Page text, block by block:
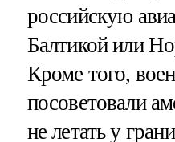
российскую
Балтикой или
Кроме того,
посоветовали
не летать у